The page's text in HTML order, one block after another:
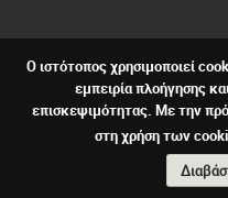
Ο ιστότοπος χρησιμοποιεί
εμπειρία πλοήγησης
επισκεψιμότητας. Με την
στη χρήση των